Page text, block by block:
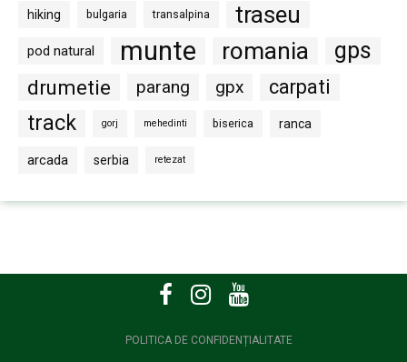
hiking bulgaria transalpina traseu
pod natural munte romania gps
drumetie parang gpx carpati
track gorj mehedinti biserica ranca
arcada serbia retezat
POLITICA DE CONFIDENȚIALITATE